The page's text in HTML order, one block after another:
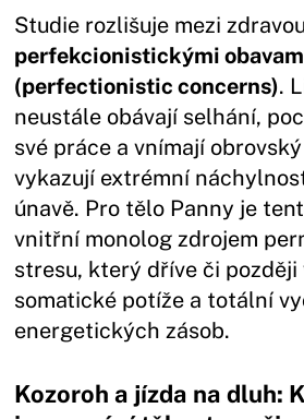
Studie rozlišuje mezi
perfekcionistickými
(perfectionistic concerns).
neustále obávají selhání,
své práce a vnímají
vykazují extrémní
únavě. Pro tělo Panny je
vnitřní monolog zdrojem
stresu, který dříve či později
somatické potíže a totální
energetických zásob.
Kozoroh a jízda na dluh: